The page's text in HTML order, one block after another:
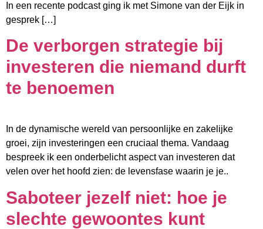
In een recente podcast ging ik met Simone van der Eijk in
gesprek […]
De verborgen strategie bij
investeren die niemand durft
te benoemen
In de dynamische wereld van persoonlijke en zakelijke
groei, zijn investeringen een cruciaal thema. Vandaag
bespreek ik een onderbelicht aspect van investeren dat
velen over het hoofd zien: de levensfase waarin je je..
Saboteer jezelf niet: hoe je
slechte gewoontes kunt